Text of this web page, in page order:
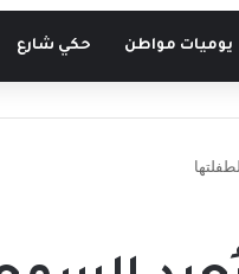
يوميات مواطن حكي شارع